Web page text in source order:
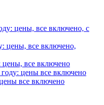
цены, все включено, с
цены, все включено,
все включено
цены все включено
все включено